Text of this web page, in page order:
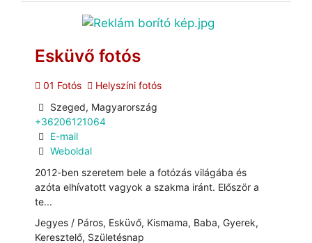
Esküvő fotós
01 Fotós
Helyszíni fotós
Szeged, Magyarország
+36206121064
E-mail
Weboldal
2012-ben szeretem bele a fotózás világába és
azóta elhívatott vagyok a szakma iránt. Először a
te...
Jegyes / Páros, Esküvő, Kismama, Baba, Gyerek,
Keresztelő, Születésnap